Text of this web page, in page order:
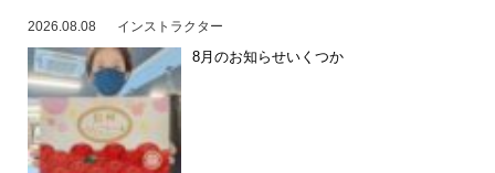
2026.08.08 インストラクター
8月のお知らせいくつか